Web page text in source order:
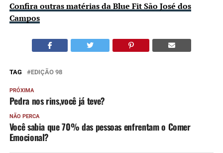
Confira outras matérias da Blue Fit São José dos
Campos
TAG EDIÇÃO 98
PRÓXIMA
Pedra nos rins,você já teve?
NÃO PERCA
Você sabia que 70% das pessoas enfrentam o Comer
Emocional?